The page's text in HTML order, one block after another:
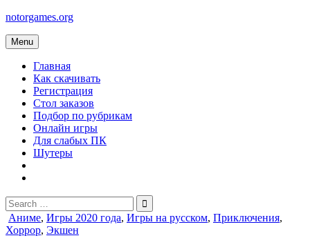
Skip
content
notorgames.org
Menu
Главная
Как скачивать
Регистрация
Стол заказов
Подбор по рубрикам
Онлайн игры
Для слабых ПК
Шутеры
Search
for:
Posted
in
Аниме, Игры 2020 года, Игры на русском, Приключения,
Хоррор, Экшен